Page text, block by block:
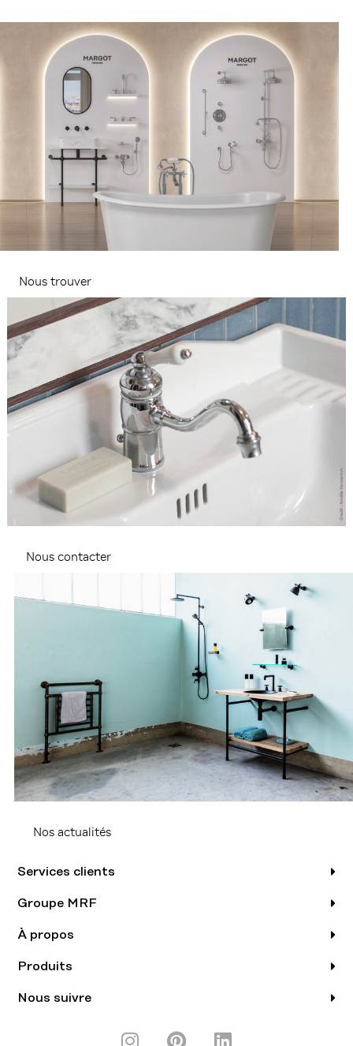
Nous trouver
Nous contacter
Nos actualités
Services clients
Groupe MRF
À propos
Produits
Nous suivre
I P L